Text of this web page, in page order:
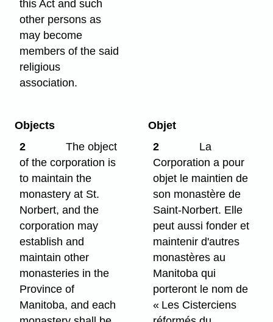
this Act and such
other persons as
may become
members of the said
religious
association.
Objects
2
The object
of the corporation is
to maintain the
monastery at St.
Norbert, and the
corporation may
establish and
maintain other
monasteries in the
Province of
Manitoba, and each
Objet
2
La
Corporation a pour
objet le maintien de
son monastère de
Saint-Norbert. Elle
peut aussi fonder et
maintenir d'autres
monastères au
Manitoba qui
porteront le nom de
« Les Cisterciens